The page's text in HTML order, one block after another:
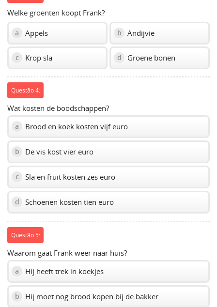
Welke groenten koopt Frank?
a Appels b Andijvie
c Krop sla d Groene bonen
Questão 4:
Wat kosten de boodschappen?
a Brood en koek kosten vijf euro
b De vis kost vier euro
c Sla en fruit kosten zes euro
d Schoenen kosten tien euro
Questão 5:
Waarom gaat Frank weer naar huis?
a Hij heeft trek in koekjes
b Hij moet nog brood kopen bij de bakker